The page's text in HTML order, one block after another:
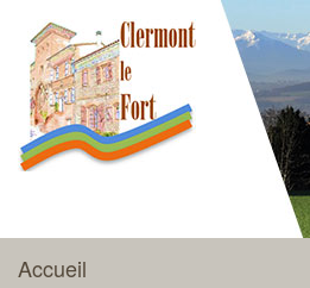
CLERMONT-LE-FORT
Accueil